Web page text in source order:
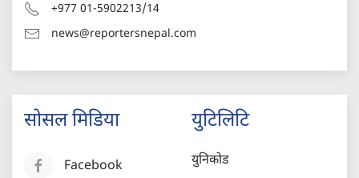
+977 01-5902213/14
news@reportersnepal.com
सोसल मिडिया
Facebook
युटिलिटि
युनिकोड